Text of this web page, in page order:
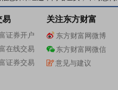
界各地。
易
证券开户
在线交易
证券交易
关注东方财富
东方财富网微博
东方财富网微信
意见与建议